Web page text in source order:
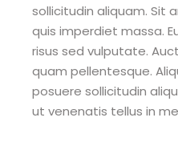
sollicitudin aliquam. Sit
quis imperdiet massa.
risus sed vulputate.
quam pellentesque.
posuere sollicitudin
ut venenatis tellus in